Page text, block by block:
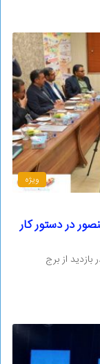
ویژه
در دستور کار
از برج